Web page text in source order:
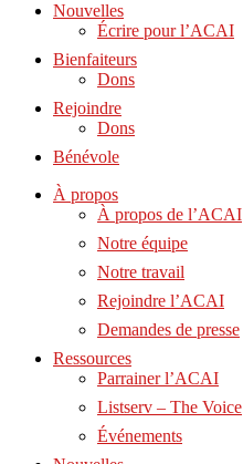
Nouvelles
Écrire pour l’ACAI
Bienfaiteurs
Dons
Rejoindre
Dons
Bénévole
À propos
À propos de l’ACAI
Notre équipe
Notre travail
Rejoindre l’ACAI
Demandes de presse
Ressources
Parrainer l’ACAI
Listserv – The Voice
Événements